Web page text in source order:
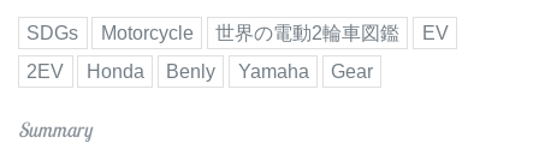
SDGs Motorcycle 世界の電動2輪車図鑑
EV
2EV
Honda Benly Yamaha Gear